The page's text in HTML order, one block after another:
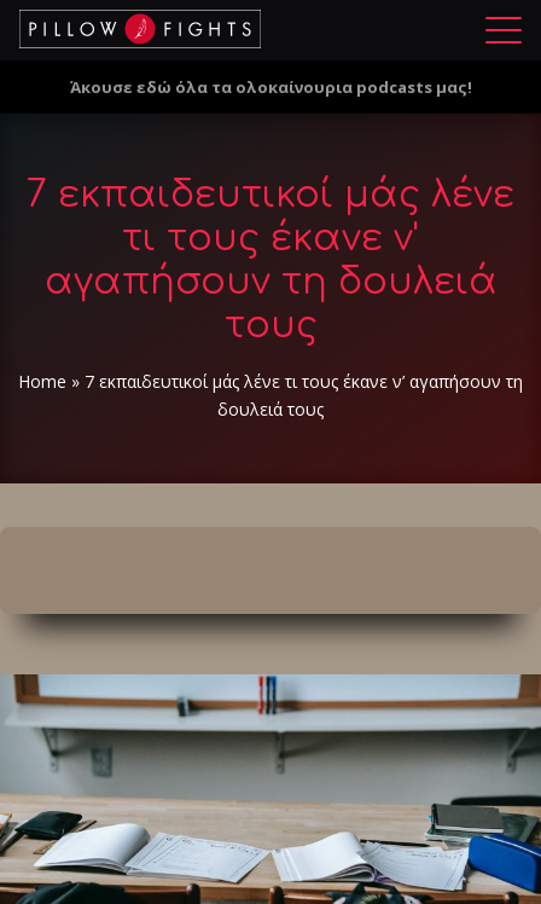
Μ
ο
Άκουσε εδώ όλα τα ολοκαίνουρια podcasts μας!
7 εκπαιδευτικοί μάς λένε
τι τους έκανε ν'
αγαπήσουν τη δουλειά
τους
Home » 7 εκπαιδευτικοί μάς λένε τι τους έκανε ν’ αγαπήσουν τη
δουλειά τους